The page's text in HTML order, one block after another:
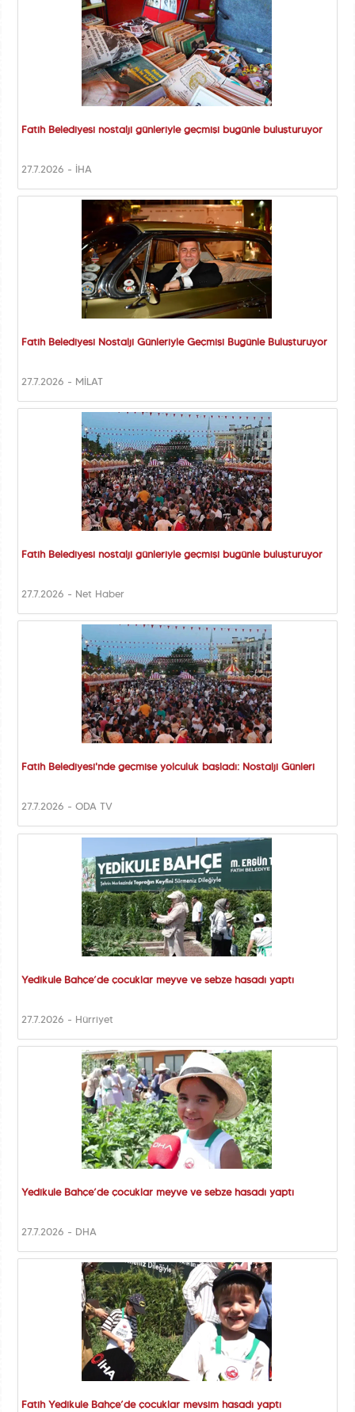
Fatih Belediyesi nostalji günleriyle geçmişi bugünle buluşturuyor
27.7.2026 - İHA
Fatih Belediyesi Nostalji Günleriyle Geçmişi Bugünle Buluşturuyor
27.7.2026 - MİLAT
Fatih Belediyesi nostalji günleriyle geçmişi bugünle buluşturuyor
27.7.2026 - Net Haber
Fatih Belediyesi'nde geçmişe yolculuk başladı: Nostalji Günleri
27.7.2026 - ODA TV
Yedikule Bahçe’de çocuklar meyve ve sebze hasadı yaptı
27.7.2026 - Hürriyet
Yedikule Bahçe’de çocuklar meyve ve sebze hasadı yaptı
27.7.2026 - DHA
Fatih Yedikule Bahçe’de çocuklar mevsim hasadı yaptı